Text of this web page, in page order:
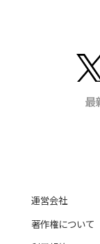
運営会社
著作権について